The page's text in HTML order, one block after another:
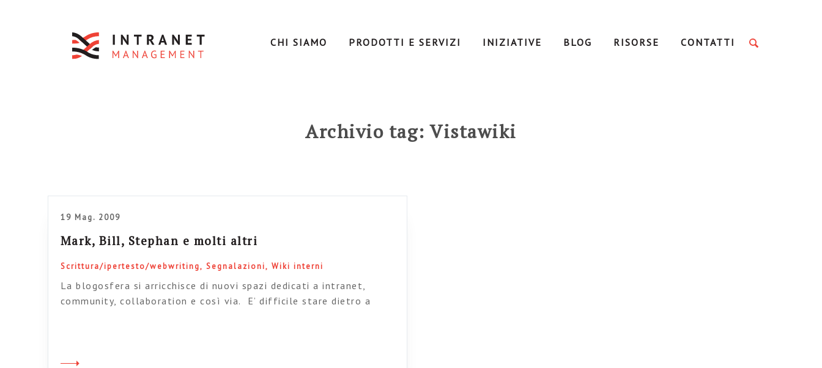
CHI SIAMO PRODOTTI E SERVIZI INIZIATIVE BLOG RISORSE CONTATTI
Archivio tag: Vistawiki
19 Mag. 2009
Mark, Bill, Stephan e molti altri
Scrittura/ipertesto/webwriting Segnalazioni Wiki interni
La blogosfera si arricchisce di nuovi spazi dedicati a intranet,
community, collaboration e così via. E’ difficile stare dietro a
blog Intranet matters. Ok, […]